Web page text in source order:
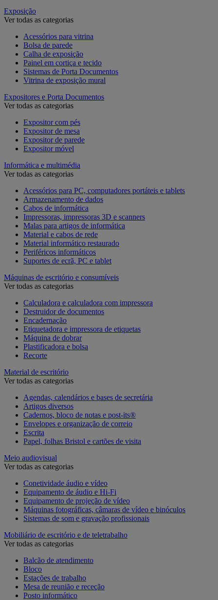
Exposição
Ver todas as categorias
Acessórios para vitrina
Bolsa de parede
Calha de exposição
Painel em cortiça e tecido
Sistemas de Porta Documentos
Vitrina de exposição mural
Expositores e Porta Documentos
Ver todas as categorias
Expositor com pés
Expositor de mesa
Expositor de parede
Expositor móvel
Informática e multimédia
Ver todas as categorias
Acessórios para PC, computadores portáteis e tablets
Armazenamento de dados
Cabos de informática
Impressoras, impressoras 3D e scanners
Malas para artigos de informática
Material e cabos de rede
Material informático restaurado
Periféricos informáticos
Suportes de ecrã, PC e tablet
Máquinas de escritório e consumíveis
Ver todas as categorias
Calculadora e calculadora com impressora
Destruidor de documentos
Encadernação
Etiquetadora e impressora de etiquetas
Máquina de dobrar
Plastificadora e bolsa
Recorte
Material de escritório
Ver todas as categorias
Agendas, calendários e bases de secretária
Artigos diversos
Cadernos, bloco de notas e post-its®
Envelopes e organização de correio
Escrita
Papel, folhas Bristol e cartões de visita
Meio audiovisual
Ver todas as categorias
Conetividade áudio e vídeo
Equipamento de áudio e Hi-Fi
Equipamento de projeção de vídeo
Máquinas fotográficas, câmaras de vídeo e binóculos
Sistemas de som e gravação profissionais
Mobiliário de escritório e de teletrabalho
Ver todas as categorias
Balcão de atendimento
Bloco
Estações de trabalho
Mesa de reunião e receção
Posto informático